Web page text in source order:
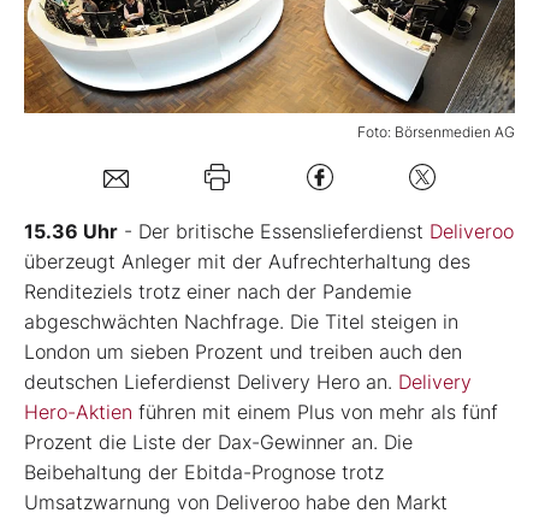
Mein B:O
Mein Konto
Folgen Sie uns
Kontakt
Foto: Börsenmedien AG
15.36 Uhr - Der britische Essenslieferdienst Deliveroo
überzeugt Anleger mit der Aufrechterhaltung des
Renditeziels trotz einer nach der Pandemie
abgeschwächten Nachfrage. Die Titel steigen in
London um sieben Prozent und treiben auch den
deutschen Lieferdienst Delivery Hero an. Delivery
Hero-Aktien führen mit einem Plus von mehr als fünf
Prozent die Liste der Dax-Gewinner an. Die
Beibehaltung der Ebitda-Prognose trotz
Umsatzwarnung von Deliveroo habe den Markt